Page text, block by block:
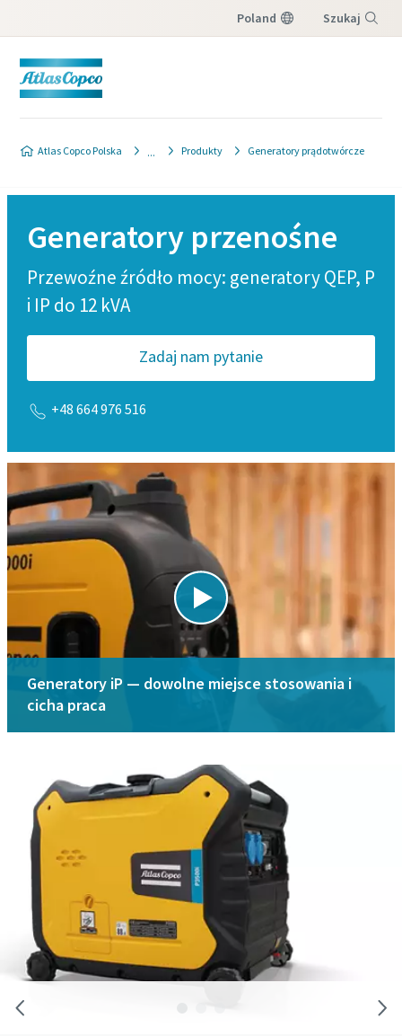
Poland Szukaj
Atlas Copco Polska Produkty Generatory prądotwórcze
Generatory przenośne
Przewoźne źródło mocy: generatory QEP, P
i IP do 12 kVA
Zadaj nam pytanie
+48 664 976 516
Generatory iP — dowolne miejsce stosowania i
cicha praca